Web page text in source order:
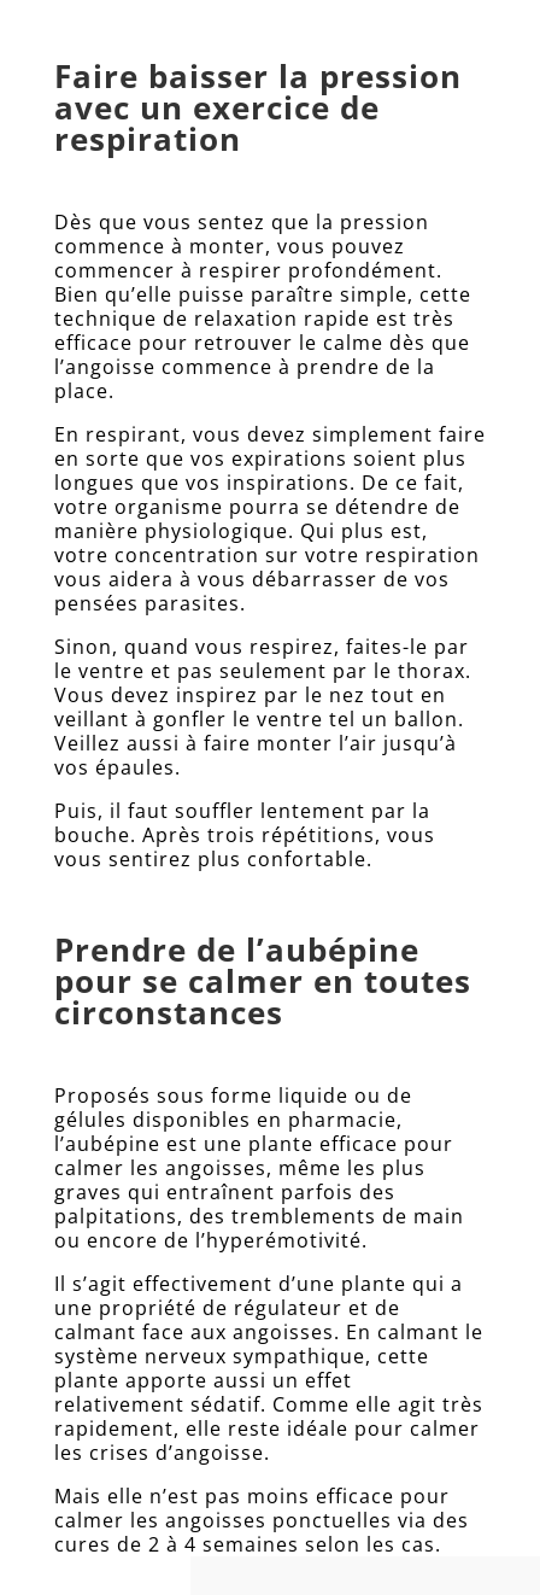
Faire baisser la pression
avec un exercice de
respiration
Dès que vous sentez que la pression
commence à monter, vous pouvez
commencer à respirer profondément.
Bien qu’elle puisse paraître simple, cette
technique de relaxation rapide est très
efficace pour retrouver le calme dès que
l’angoisse commence à prendre de la
place.
En respirant, vous devez simplement faire
en sorte que vos expirations soient plus
longues que vos inspirations. De ce fait,
votre organisme pourra se détendre de
manière physiologique. Qui plus est,
votre concentration sur votre respiration
vous aidera à vous débarrasser de vos
pensées parasites.
Sinon, quand vous respirez, faites-le par
le ventre et pas seulement par le thorax.
Vous devez inspirez par le nez tout en
veillant à gonfler le ventre tel un ballon.
Veillez aussi à faire monter l’air jusqu’à
vos épaules.
Puis, il faut souffler lentement par la
bouche. Après trois répétitions, vous
vous sentirez plus confortable.
Prendre de l’aubépine
pour se calmer en toutes
circonstances
Proposés sous forme liquide ou de
gélules disponibles en pharmacie,
l’aubépine est une plante efficace pour
calmer les angoisses, même les plus
graves qui entraînent parfois des
palpitations, des tremblements de main
ou encore de l’hyperémotivité.
Il s’agit effectivement d’une plante qui a
une propriété de régulateur et de
calmant face aux angoisses. En calmant le
système nerveux sympathique, cette
plante apporte aussi un effet
relativement sédatif. Comme elle agit très
rapidement, elle reste idéale pour calmer
les crises d’angoisse.
Mais elle n’est pas moins efficace pour
calmer les angoisses ponctuelles via des
cures de 2 à 4 semaines selon les cas.